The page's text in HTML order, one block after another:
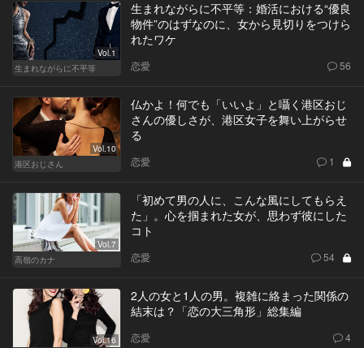
Vol.1
生まれながらに不平等
生まれながらに不平等：婚活における“優良
物件”のはずなのに、女から見切りをつけら
れたワケ
恋愛 56
Vol.10
港区おじさん
仏かよ！何でも「いいよ」と囁く港区おじ
さんの優しさが、港区女子を舞い上がらせ
る
恋愛 1
Vol.7
高嶺のカナ
「初めて男の人に、こんな風にしてもらえ
た」。心を掴まれた女が、思わず彼にした
コト
恋愛 54
Vol.16
2人の女と1人の男。複雑に絡まった関係の
結末は？「恋の大三角形」総集編
恋愛 4